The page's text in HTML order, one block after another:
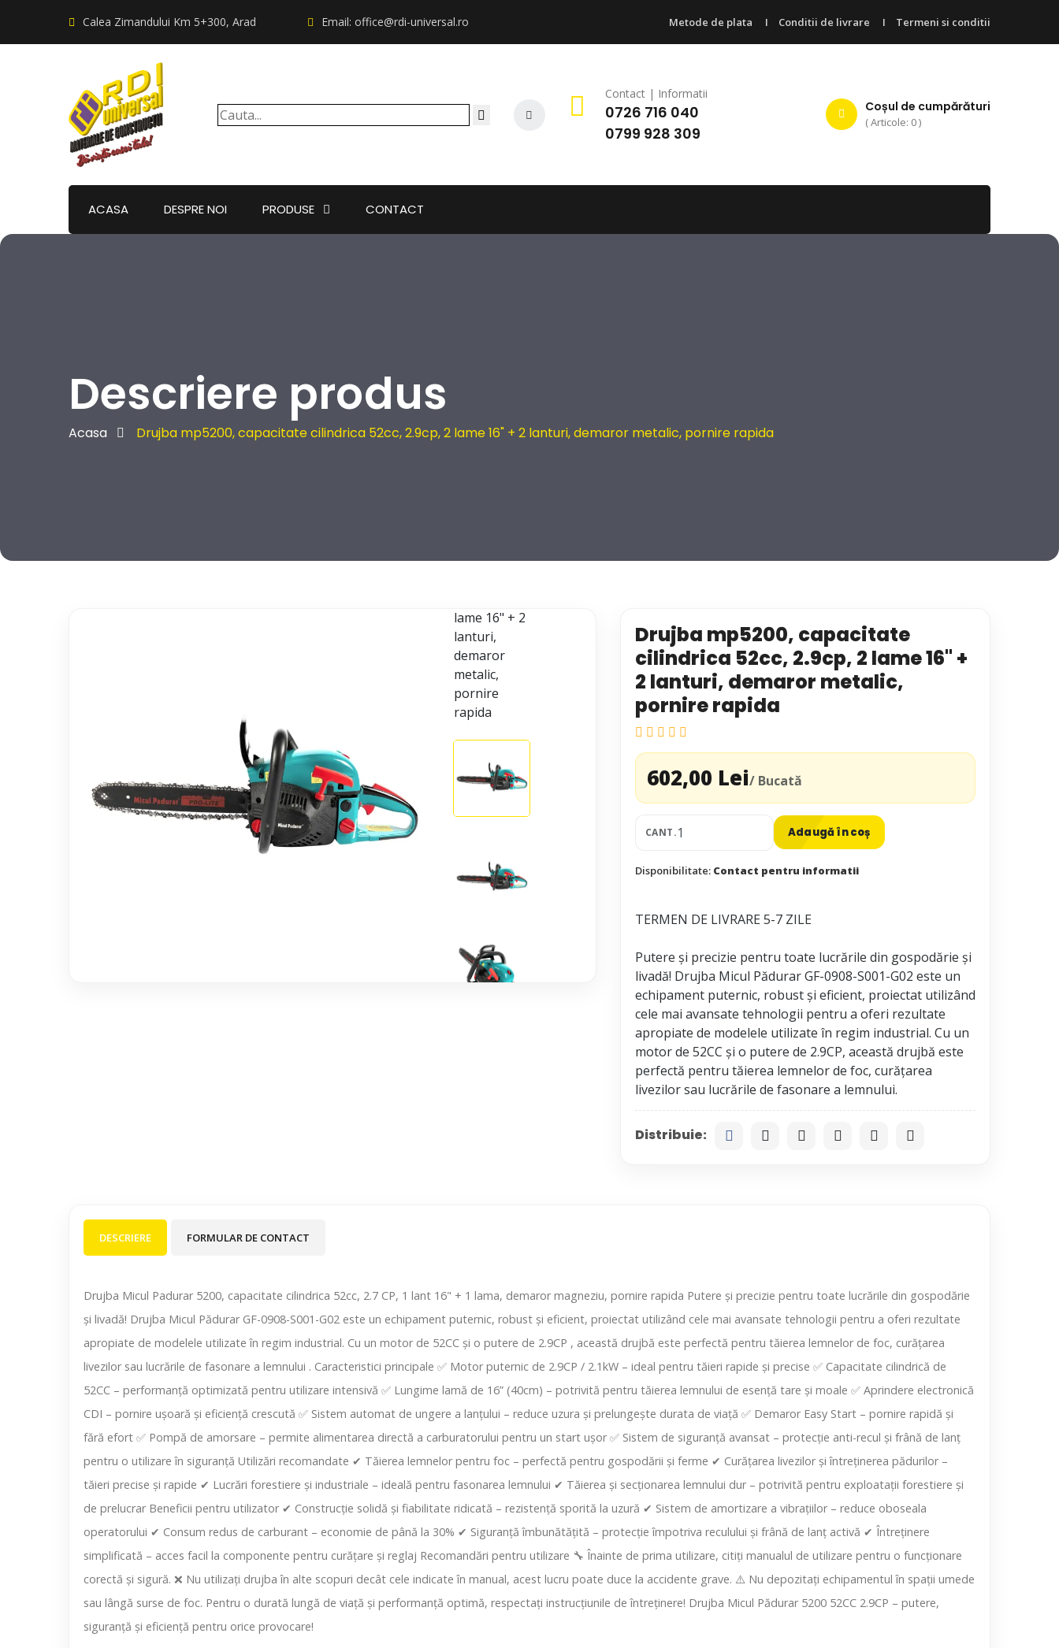
Calea Zimandului Km 5+300, Arad Email: office@rdi-universal.ro Metode de plata Conditii de livrare Termeni si conditii
Contact | Informatii
0726 716 040
0799 928 309
Coșul de cumpărături
( Articole: 0 )
ACASA DESPRE NOI PRODUSE CONTACT
Descriere produs
Acasa Drujba mp5200, capacitate cilindrica 52cc, 2.9cp, 2 lame 16" + 2 lanturi, demaror metalic, pornire rapida
Drujba mp5200, capacitate
cilindrica 52cc, 2.9cp, 2 lame 16" +
2 lanturi, demaror metalic,
pornire rapida
602,00 Lei/ Bucată
CANT. Adaugă în coș
Disponibilitate: Contact pentru informatii
TERMEN DE LIVRARE 5-7 ZILE
Putere și precizie pentru toate lucrările din gospodărie și
livadă! Drujba Micul Pădurar GF-0908-S001-G02 este un
echipament puternic, robust și eficient, proiectat utilizând
cele mai avansate tehnologii pentru a oferi rezultate
apropiate de modelele utilizate în regim industrial. Cu un
motor de 52CC și o putere de 2.9CP, această drujbă este
perfectă pentru tăierea lemnelor de foc, curățarea
Distribuie:
DESCRIERE FORMULAR DE CONTACT
Drujba Micul Padurar 5200, capacitate cilindrica 52cc, 2.7 CP, 1 lant 16" + 1 lama, demaror magneziu, pornire rapida Putere și precizie pentru toate lucrările din gospodărie
și livadă! Drujba Micul Pădurar GF-0908-S001-G02 este un echipament puternic, robust și eficient, proiectat utilizând cele mai avansate tehnologii pentru a oferi rezultate
apropiate de modelele utilizate în regim industrial. Cu un motor de 52CC și o putere de 2.9CP , această drujbă este perfectă pentru tăierea lemnelor de foc, curățarea
livezilor sau lucrările de fasonare a lemnului . Caracteristici principale ✅ Motor puternic de 2.9CP / 2.1kW – ideal pentru tăieri rapide și precise ✅ Capacitate cilindrică de
52CC – performanță optimizată pentru utilizare intensivă ✅ Lungime lamă de 16” (40cm) – potrivită pentru tăierea lemnului de esență tare și moale ✅ Aprindere electronică
CDI – pornire ușoară și eficiență crescută ✅ Sistem automat de ungere a lanțului – reduce uzura și prelungește durata de viață ✅ Demaror Easy Start – pornire rapidă și
fără efort ✅ Pompă de amorsare – permite alimentarea directă a carburatorului pentru un start ușor ✅ Sistem de siguranță avansat – protecție anti-recul și frână de lanț
pentru o utilizare în siguranță Utilizări recomandate ✔ Tăierea lemnelor pentru foc – perfectă pentru gospodării și ferme ✔ Curățarea livezilor și întreținerea pădurilor –
tăieri precise și rapide ✔ Lucrări forestiere și industriale – ideală pentru fasonarea lemnului ✔ Tăierea și secționarea lemnului dur – potrivită pentru exploatații forestiere și
de prelucrar Beneficii pentru utilizator ✔ Construcție solidă și fiabilitate ridicată – rezistență sporită la uzură ✔ Sistem de amortizare a vibrațiilor – reduce oboseala
operatorului ✔ Consum redus de carburant – economie de până la 30% ✔ Siguranță îmbunătățită – protecție împotriva reculului și frână de lanț activă ✔ Întreținere
simplificată – acces facil la componente pentru curățare și reglaj Recomandări pentru utilizare 🔧 Înainte de prima utilizare, citiți manualul de utilizare pentru o funcționare
corectă și sigură. ❌ Nu utilizați drujba în alte scopuri decât cele indicate în manual, acest lucru poate duce la accidente grave. ⚠️ Nu depozitați echipamentul în spații umede
sau lângă surse de foc. Pentru o durată lungă de viață și performanță optimă, respectați instrucțiunile de întreținere! Drujba Micul Pădurar 5200 52CC 2.9CP – putere,
siguranță și eficiență pentru orice provocare!